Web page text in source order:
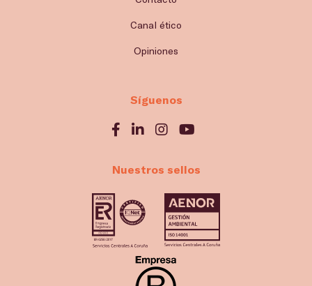
Canal ético
Opiniones
Síguenos
Nuestros sellos